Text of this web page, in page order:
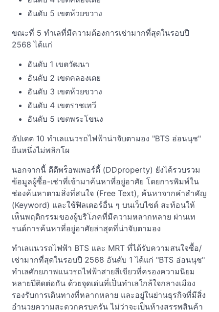
อันดับ 5 เขตห้วยขวาง
ขณะที่ 5 ทำเลที่มีความต้องการเช่ามากที่สุดในรอบปี
2568 ได้แก่
อันดับ 1 เขตวัฒนา
อันดับ 2 เขตคลองเตย
อันดับ 3 เขตห้วยขวาง
อันดับ 4 เขตราชเทวี
อันดับ 5 เขตพระโขนง
อัปเดต 10 ทำเลแนวรถไฟฟ้าน่าจับตามอง "BTS อ่อนนุช"
ยืนหนึ่งไม่พลิกโผ
นอกจากนี้ ดีดีพร็อพเพอร์ตี้ (DDproperty) ยังได้รวบรวม
ข้อมูลผู้ซื้อ-เช่าที่เข้ามาค้นหาที่อยู่อาศัย โดยการพิมพ์ใน
ช่องค้นหาตามสิ่งที่สนใจ (Free Text), ค้นหาจากคำสำคัญ
(Keyword) และใช้ฟิลเตอร์อื่น ๆ บนเว็บไซต์ สะท้อนให้
เห็นพฤติกรรมของผู้บริโภคที่มีความหลากหลาย ผ่านเท
รนด์การค้นหาที่อยู่อาศัยล่าสุดที่น่าจับตามอง
ทำเลแนวรถไฟฟ้า BTS และ MRT ที่ได้รับความสนใจซื้อ/
เช่ามากที่สุดในรอบปี 2568 อันดับ 1 ได้แก่ "BTS อ่อนนุช"
ทำเลศักยภาพแนวรถไฟฟ้าสายสีเขียวที่ครองความนิยม
หลายปีติดต่อกัน ด้วยจุดเด่นที่เป็นทำเลใกล้ใจกลางเมือง
รองรับการเดินทางที่หลากหลาย และอยู่ในย่านธุรกิจที่มีสิ่ง
อำนวยความสะดวกครบครัน ไม่ว่าจะเป็นห้างสรรพสินค้า